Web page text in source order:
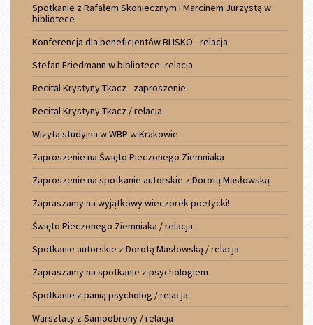
Spotkanie z Rafałem Skoniecznym i Marcinem Jurzystą w
bibliotece
Konferencja dla beneficjentów BLISKO - relacja
Stefan Friedmann w bibliotece -relacja
Recital Krystyny Tkacz - zaproszenie
Recital Krystyny Tkacz / relacja
Wizyta studyjna w WBP w Krakowie
Zaproszenie na Święto Pieczonego Ziemniaka
Zaproszenie na spotkanie autorskie z Dorotą Masłowską
Zapraszamy na wyjątkowy wieczorek poetycki!
Święto Pieczonego Ziemniaka / relacja
Spotkanie autorskie z Dorotą Masłowską / relacja
Zapraszamy na spotkanie z psychologiem
Spotkanie z panią psycholog / relacja
Warsztaty z Samoobrony / relacja